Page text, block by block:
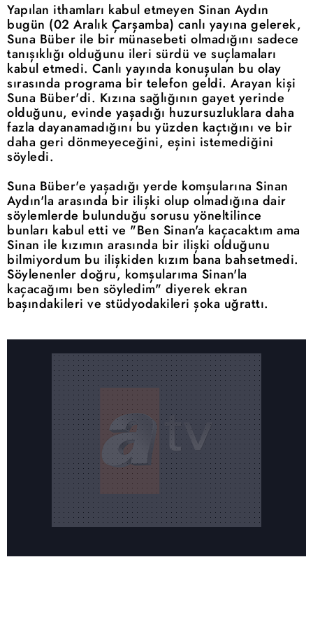
Yapılan ithamları kabul etmeyen Sinan Aydın
bugün (02 Aralık Çarşamba) canlı yayına gelerek,
Suna Büber ile bir münasebeti olmadığını sadece
tanışıklığı olduğunu ileri sürdü ve suçlamaları
kabul etmedi. Canlı yayında konuşulan bu olay
sırasında programa bir telefon geldi. Arayan kişi
Suna Büber'di. Kızına sağlığının gayet yerinde
olduğunu, evinde yaşadığı huzursuzluklara daha
fazla dayanamadığını bu yüzden kaçtığını ve bir
daha geri dönmeyeceğini, eşini istemediğini
söyledi.
Suna Büber'e yaşadığı yerde komşularına Sinan
Aydın'la arasında bir ilişki olup olmadığına dair
söylemlerde bulunduğu sorusu yöneltilince
bunları kabul etti ve "Ben Sinan'a kaçacaktım ama
Sinan ile kızımın arasında bir ilişki olduğunu
bilmiyordum bu ilişkiden kızım bana bahsetmedi.
Söylenenler doğru, komşularıma Sinan'la
kaçacağımı ben söyledim" diyerek ekran
başındakileri ve stüdyodakileri şoka uğrattı.